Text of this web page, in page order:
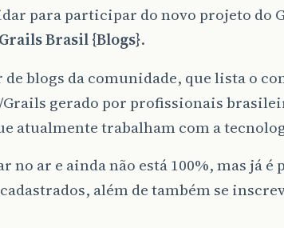
para participar do novo projeto do
Grails Brasil {Blogs}.
de blogs da comunidade, que lista o
gerado por profissionais
atualmente trabalham com a
no ar e ainda não está 100%, mas já é
além de também se